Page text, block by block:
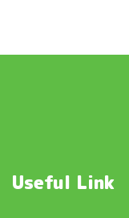
Useful Link